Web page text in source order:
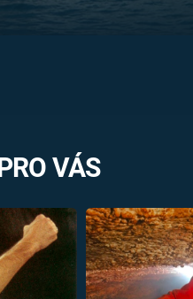
VÁS